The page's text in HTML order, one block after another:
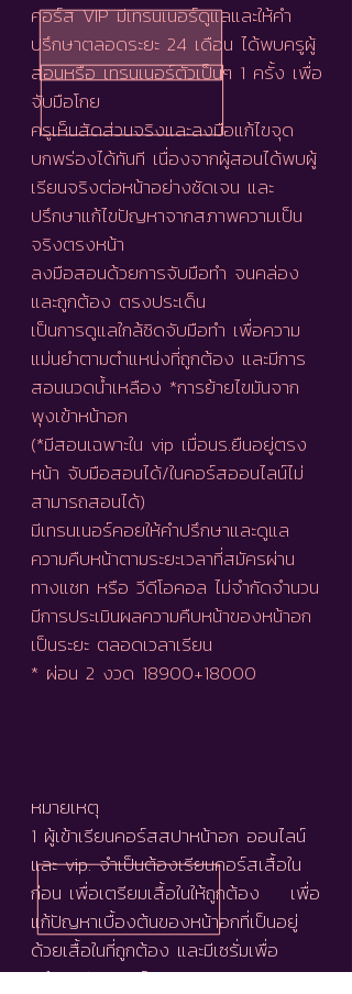
หมายเหตุ
1 ผู้เข้าเรียนคอร์สสปาหน้าอก ออนไลน์
และ vip. จำเป็นต้องเรียนคอร์สเสื้อใน
ก่อน เพื่อเตรียมเสื้อในให้ถูกต้อง เพื่อ
แก้ปัญหาเบื้องต้นของหน้าอกที่เป็นอยู่
ด้วยเสื้อในที่ถูกต้อง และมีเซรั่มเพื่อ
พร้อมเรียนนวดโกย
คอร์ส VIP มีเทรนเนอร์ดูแลและให้คำ
ปรึกษาตลอดระยะ 24 เดือน ได้พบครูผู้
สอนหรือ เทรนเนอร์ตัวเป็นๆ 1 ครั้ง เพื่อ
จับมือโกย
ครูเห็นสัดส่วนจริงและลงมือแก้ไขจุด
บกพร่องได้ทันที เนื่องจากผู้สอนได้พบผู้
เรียนจริงต่อหน้าอย่างชัดเจน และ
ปรึกษาแก้ไขปัญหาจากสภาพความเป็น
จริงตรงหน้า
ลงมือสอนด้วยการจับมือทำ จนคล่อง
และถูกต้อง ตรงประเด็น
เป็นการดูแลใกล้ชิดจับมือทำ เพื่อความ
แม่นยำตามตำแหน่งที่ถูกต้อง และมีการ
สอนนวดน้ำเหลือง *การย้ายไขมันจาก
พุงเข้าหน้าอก
(*มีสอนเฉพาะใน vip เมื่อนร.ยืนอยู่ตรง
หน้า จับมือสอนได้/ในคอร์สออนไลน์ไม่
สามารถสอนได้)
มีเทรนเนอร์คอยให้คำปรึกษาและดูแล
ความคืบหน้าตามระยะเวลาที่สมัครผ่าน
ทางแชท หรือ วีดีโอคอล ไม่จำกัดจำนวน
มีการประเมินผลความคืบหน้าของหน้าอก
เป็นระยะ ตลอดเวลาเรียน
* ผ่อน 2 งวด 18900+18000